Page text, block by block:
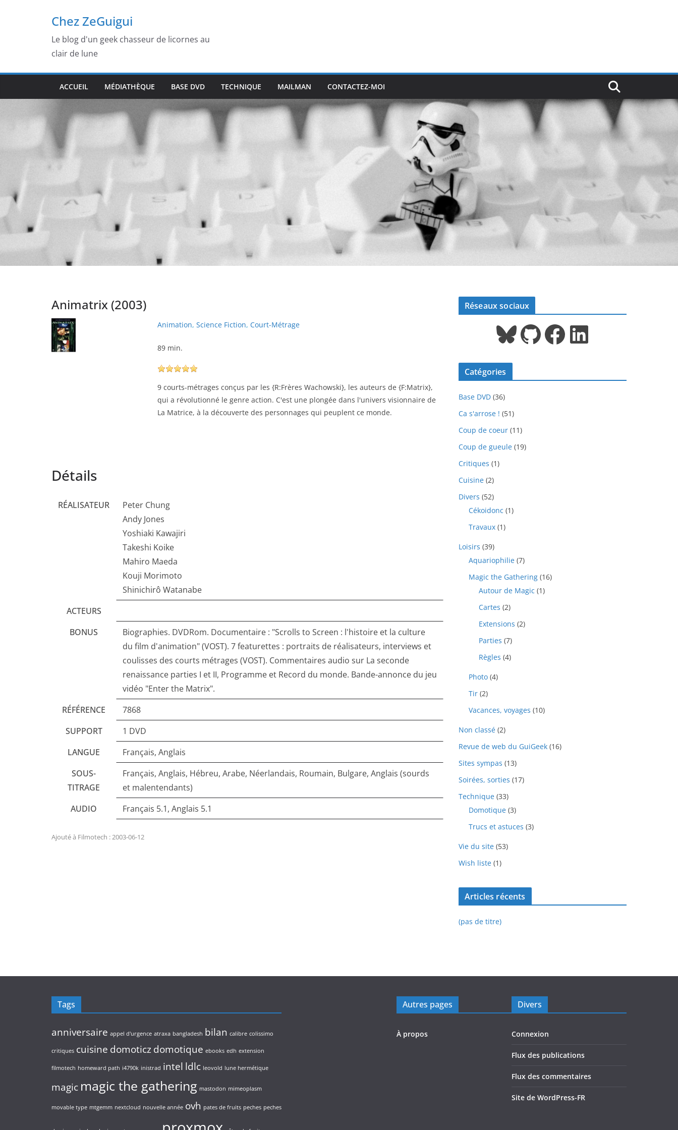
Chez ZeGuigui
Le blog d'un geek chasseur de licornes au
clair de lune
ACCUEIL MÉDIATHÈQUE BASE DVD TECHNIQUE MAILMAN CONTACTEZ-MOI
Animatrix (2003)
Animation, Science Fiction, Court-Métrage
89 min.
9 courts-métrages conçus par les {R:Frères Wachowski}, les auteurs de {F:Matrix},
qui a révolutionné le genre action. C'est une plongée dans l'univers visionnaire de
La Matrice, à la découverte des personnages qui peuplent ce monde.
Détails
RÉALISATEUR
Peter Chung
Andy Jones
Yoshiaki Kawajiri
Takeshi Koike
Mahiro Maeda
Kouji Morimoto
Shinichirô Watanabe
ACTEURS
BONUS
Biographies. DVDRom. Documentaire : "Scrolls to Screen : l'histoire et la culture
du film d'animation" (VOST). 7 featurettes : portraits de réalisateurs, interviews et
coulisses des courts métrages (VOST). Commentaires audio sur La seconde
renaissance parties I et II, Programme et Record du monde. Bande-annonce du jeu
vidéo "Enter the Matrix".
RÉFÉRENCE
7868
SUPPORT
1 DVD
LANGUE
Français, Anglais
SOUS-
TITRAGE
Français, Anglais, Hébreu, Arabe, Néerlandais, Roumain, Bulgare, Anglais (sourds
et malentendants)
AUDIO
Français 5.1, Anglais 5.1
Ajouté à Filmotech : 2003-06-12
Réseaux sociaux
Bluesky GitHub Facebook LinkedIn
Catégories
Base DVD (36)
Ca s'arrose ! (51)
Coup de coeur (11)
Coup de gueule (19)
Critiques (1)
Cuisine (2)
Divers (52)
Cékoidonc (1)
Travaux (1)
Loisirs (39)
Aquariophilie (7)
Magic the Gathering (16)
Autour de Magic (1)
Cartes (2)
Extensions (2)
Parties (7)
Règles (4)
Photo (4)
Tir (2)
Vacances, voyages (10)
Non classé (2)
Revue de web du GuiGeek (16)
Sites sympas (13)
Soirées, sorties (17)
Technique (33)
Domotique (3)
Trucs et astuces (3)
Vie du site (53)
Wish liste (1)
Articles récents
(pas de titre)
Tags
anniversaire appel d'urgence atraxa bangladesh bilan calibre colissimo
critiques cuisine domoticzdomotique ebooks edh extension
filmotech homeward path i4790k inistrad intel ldlc leovold lune hermétique
magic magic the gathering mastodon mimeoplasm
movable type mtgemm nextcloud nouvelle année ovh pates de fruits peches peches
Autres pages
À propos
Divers
Connexion
Flux des publications
Flux des commentaires
Site de WordPress-FR